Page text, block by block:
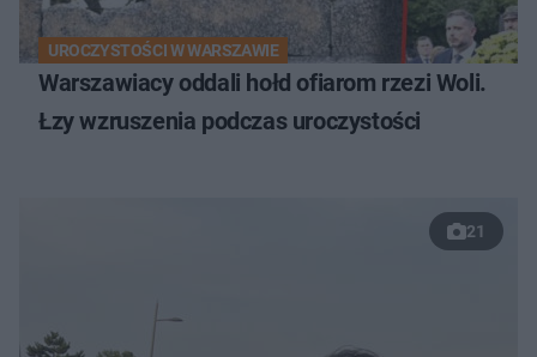
UROCZYSTOŚCI W WARSZAWIE
Warszawiacy oddali hołd ofiarom rzezi Woli.
Łzy wzruszenia podczas uroczystości
21